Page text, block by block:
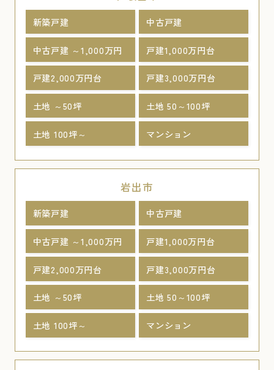
新築戸建 中古戸建
中古戸建 ～1,000万円 戸建1,000万円台
戸建2,000万円台 戸建3,000万円台
土地 ～50坪 土地 50～100坪
土地 100坪～ マンション
岩出市
新築戸建 中古戸建
中古戸建 ～1,000万円 戸建1,000万円台
戸建2,000万円台 戸建3,000万円台
土地 ～50坪 土地 50～100坪
土地 100坪～ マンション